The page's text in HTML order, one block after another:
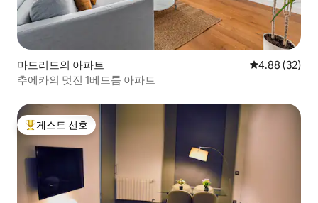
마드리드의 아파트 평점 4.88점(5
4.88 (32)
추에카의 멋진 1베드룸 아파트
상위 게스트 선호
게스트 선호